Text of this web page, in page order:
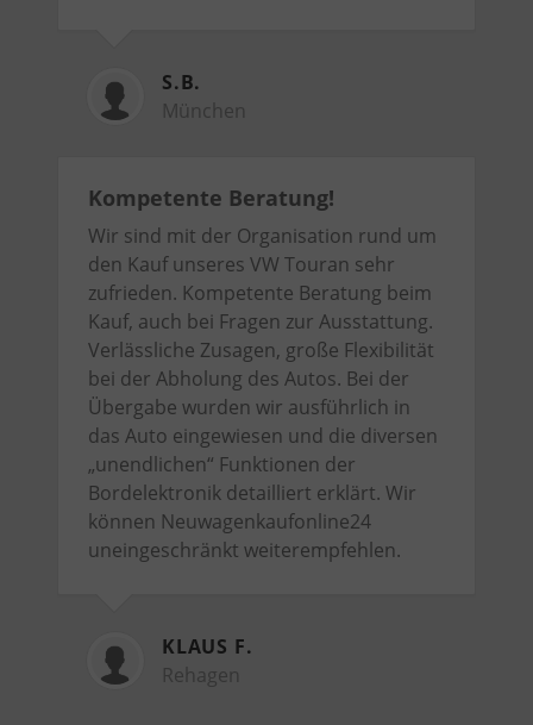
S.B.
München
Kompetente Beratung!
Wir sind mit der Organisation rund um
den Kauf unseres VW Touran sehr
zufrieden. Kompetente Beratung beim
Kauf, auch bei Fragen zur Ausstattung.
Verlässliche Zusagen, große Flexibilität
bei der Abholung des Autos. Bei der
Übergabe wurden wir ausführlich in
das Auto eingewiesen und die diversen
„unendlichen“ Funktionen der
Bordelektronik detailliert erklärt. Wir
können Neuwagenkaufonline24
uneingeschränkt weiterempfehlen.
KLAUS F.
Rehagen